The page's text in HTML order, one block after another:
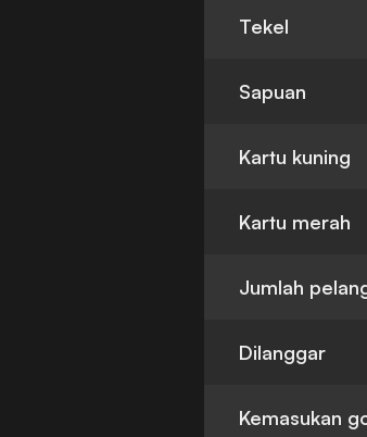
Tekel
Sapuan
Kartu kuning
Kartu merah
Jumlah
Dilanggar
Kemasukan